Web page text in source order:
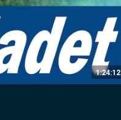
1:24:12